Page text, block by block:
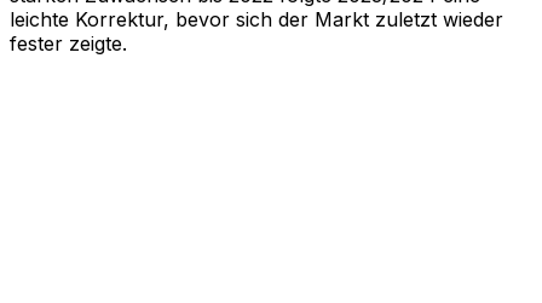
leichte Korrektur, bevor sich der Markt zuletzt wieder
fester zeigte.